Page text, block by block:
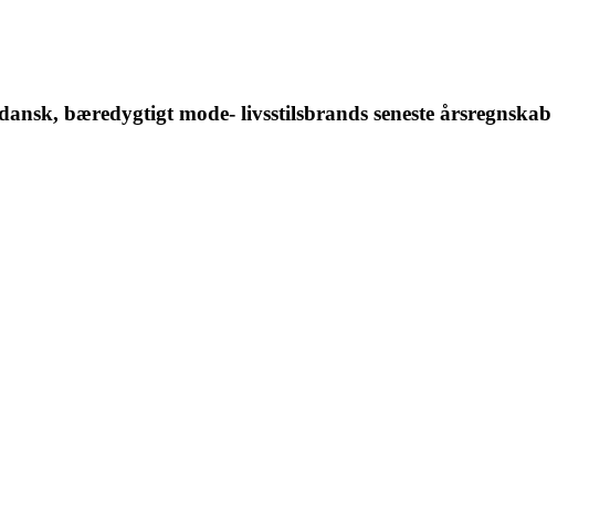
bæredygtigt mode- livsstilsbrands seneste årsregnskab